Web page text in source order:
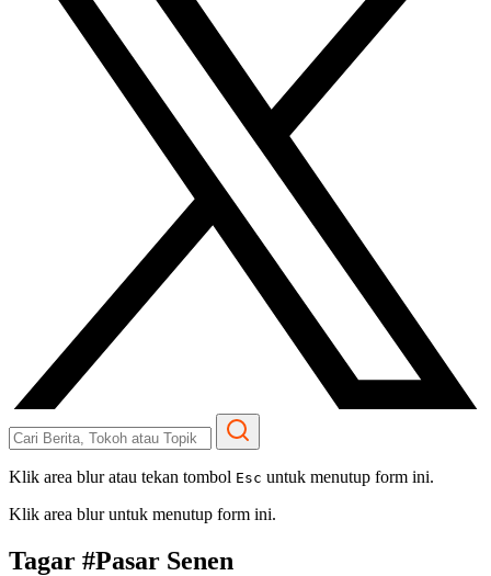
Klik area blur atau tekan tombol Esc untuk menutup form ini.
Klik area blur untuk menutup form ini.
Tagar #Pasar Senen